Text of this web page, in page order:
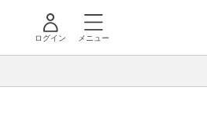
ログイン メニュー